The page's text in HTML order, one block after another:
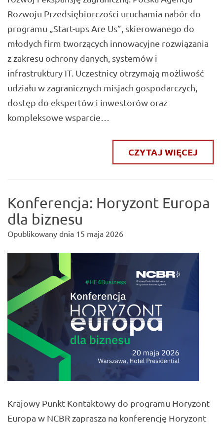
Rozwoju Przedsiębiorczości uruchamia nabór do
programu „Start-ups Are Us”, skierowanego do
młodych firm tworzących innowacyjne rozwiązania
z zakresu ochrony danych, systemów i
infrastruktury IT. Uczestnicy otrzymają możliwość
udziału w zagranicznych misjach gospodarczych,
dostęp do ekspertów i inwestorów oraz
kompleksowe wsparcie…
CZYTAJ WIĘCEJ
Konferencja: Horyzont Europa
dla biznesu
Opublikowany dnia 15 maja 2026
Krajowy Punkt Kontaktowy do programu Horyzont
Europa w NCBR zaprasza na konferencję Horyzont